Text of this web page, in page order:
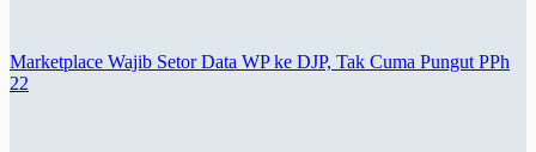
Marketplace Wajib Setor Data WP ke DJP, Tak Cuma Pungut PPh
22